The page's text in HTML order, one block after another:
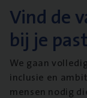
Vind de
bij je past
We gaan
inclusie en
mensen nodig